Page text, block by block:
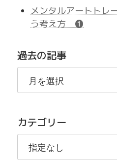
メンタルアートトレ
う考え方 ❶
過去の記事
過
の
事
カテゴリー